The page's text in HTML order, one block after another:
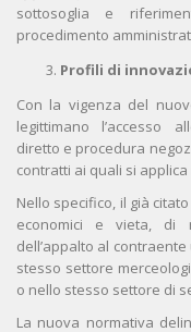
sottosoglia e
procedimento
Profili di
Con la vigenza del
legittimano l’accesso
diretto e procedura
contratti ai quali si
Nello specifico, il già
economici e vieta, di
dell’appalto al
stesso settore
o nello stesso settore di
La nuova normativa